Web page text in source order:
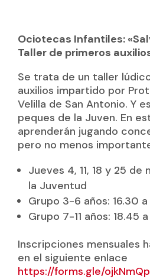
Ociotecas Infantiles:
Taller de primeros
Se trata de un taller
auxilios impartido por
Velilla de San Antonio. Y
peques de la Juven. En
aprenderán jugando
pero no menos
Jueves 4, 11, 18 y 25
la Juventud
Grupo 3-6 años: 16.30
Grupo 7-11 años: 18.45
Inscripciones mensuales
en el siguiente enlace
https://forms.gle/